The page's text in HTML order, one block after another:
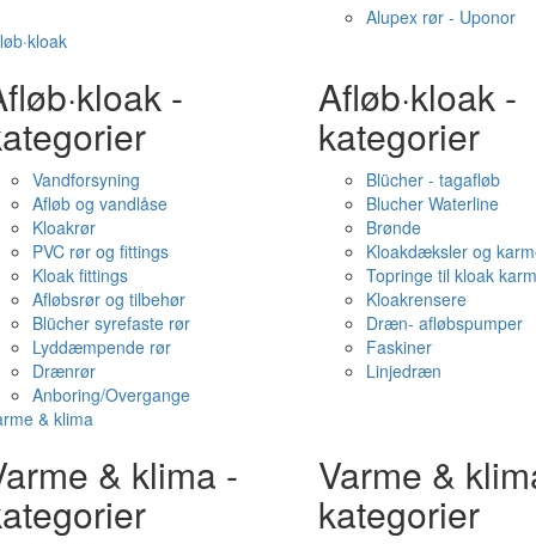
Alupex rør - Uponor
-
Vandforsyning
Afløb og vandlåse
Kloakrør
PVC rør og fittings
Kloak fittings
Afløbsrør og tilbehør
Blücher syrefaste rør
Lyddæmpende rør
Drænrør
Anboring/Overgange
Afløb·kloak -
kategorier
Blücher - tagafløb
Blucher Waterline
Brønde
Kloakdæksler og
Topringe til kloak
Kloakrensere
Dræn- afløbspumper
Faskiner
Linjedræn
& klima
& klima - Varme &
kategorier